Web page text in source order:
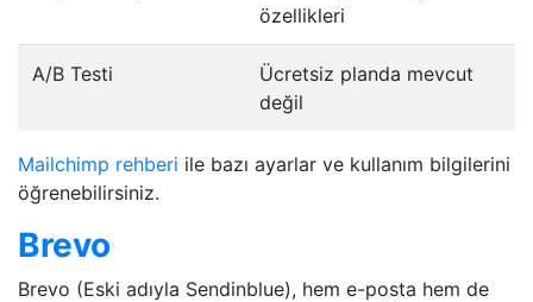
özellikleri
A/B Testi
Ücretsiz planda mevcut
değil
Mailchimp rehberi ile bazı ayarlar ve kullanım bilgilerini
öğrenebilirsiniz.
Brevo
Brevo (Eski adıyla Sendinblue), hem e-posta hem de